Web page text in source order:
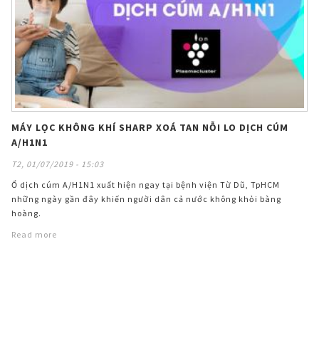
MÁY LỌC KHÔNG KHÍ SHARP XOÁ TAN NỖI LO DỊCH CÚM
A/H1N1
T2, 01/07/2019 - 15:03
Ổ dịch cúm A/H1N1 xuất hiện ngay tại bệnh viện Từ Dũ, TpHCM
những ngày gần đây khiến người dân cả nước không khỏi bàng
hoàng.
Read more